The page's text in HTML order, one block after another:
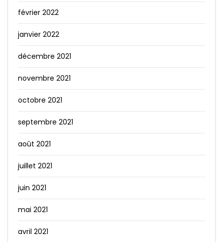
février 2022
janvier 2022
décembre 2021
novembre 2021
octobre 2021
septembre 2021
août 2021
juillet 2021
juin 2021
mai 2021
avril 2021